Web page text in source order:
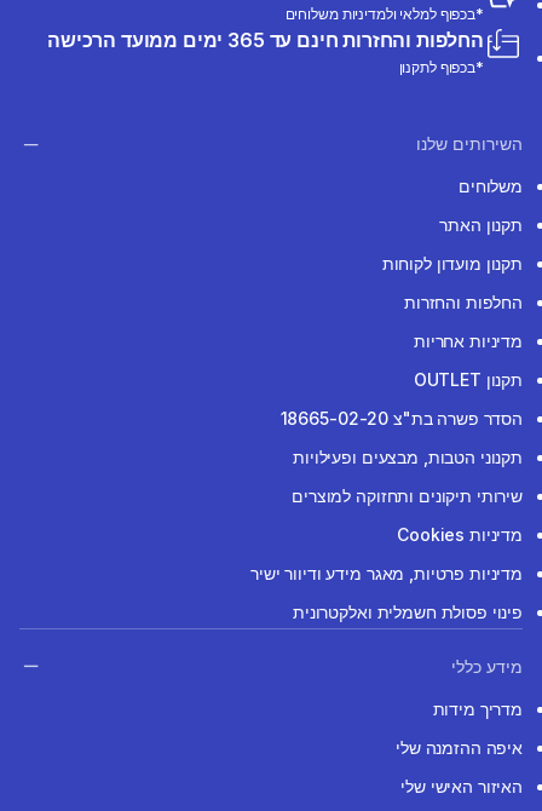
*בכפוף למלאי ולמדיניות משלוחים
החלפות והחזרות חינם עד 365 ימים ממועד הרכישה
*בכפוף לתקנון
השירותים שלנו
משלוחים
תקנון האתר
תקנון מועדון לקוחות
החלפות והחזרות
מדיניות אחריות
תקנון OUTLET
הסדר פשרה בת"צ 18665-02-20
תקנוני הטבות, מבצעים ופעילויות
שירותי תיקונים ותחזוקה למוצרים
מדיניות Cookies
מדיניות פרטיות, מאגר מידע ודיוור ישיר
פינוי פסולת חשמלית ואלקטרונית
מידע כללי
מדריך מידות
איפה ההזמנה שלי
האיזור האישי שלי